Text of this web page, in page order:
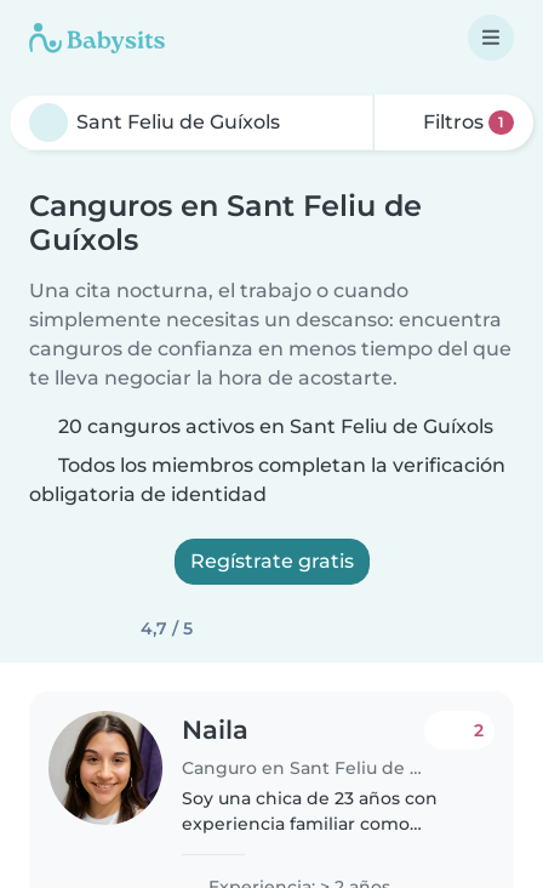
Filtros 1
Canguros en Sant Feliu de
Guíxols
Una cita nocturna, el trabajo o cuando
simplemente necesitas un descanso: encuentra
canguros de confianza en menos tiempo del que
te lleva negociar la hora de acostarte.
20 canguros activos en Sant Feliu de Guíxols
Todos los miembros completan la verificación
obligatoria de identidad
Regístrate gratis
4,7 / 5
Naila
Canguro en Sant Feliu de Guíxols
2
Soy una chica de 23 años con
experiencia familiar como
disfrutar estando al cuidado de